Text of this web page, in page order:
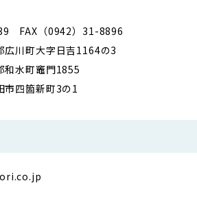
FAX（0942）31-8896
川町大字日吉1164の3
町竈門1855
箇新町3の1